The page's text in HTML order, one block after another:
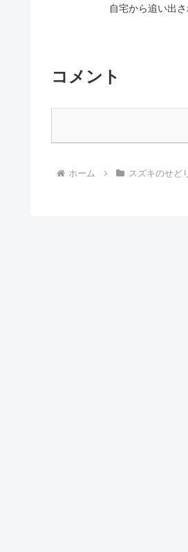
自宅から追い出
コメント
ホーム スズキのせど